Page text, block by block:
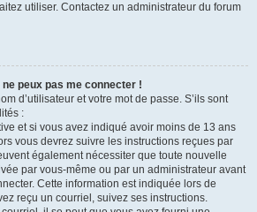
utiliser. Contactez un administrateur du forum
peux pas me connecter !
d’utilisateur et votre mot de passe. S’ils sont
:
et si vous avez indiqué avoir moins de 13 ans
vous devrez suivre les instructions reçues par
également nécessiter que toute nouvelle
par vous-même ou par un administrateur avant
Cette information est indiquée lors de
reçu un courriel, suivez ses instructions.